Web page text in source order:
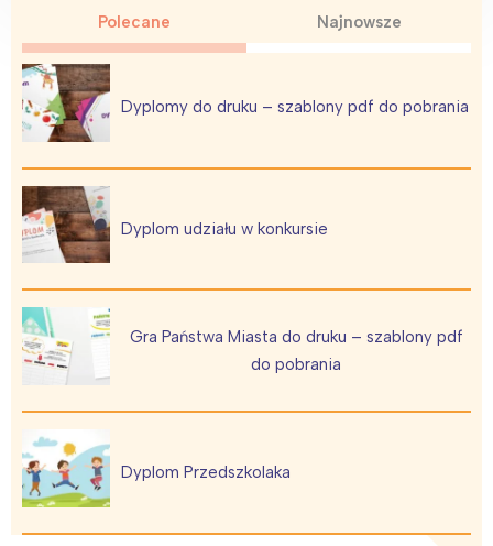
Polecane Najnowsze
Dyplomy do druku – szablony pdf do pobrania
Dyplom udziału w konkursie
Gra Państwa Miasta do druku – szablony pdf
do pobrania
Dyplom Przedszkolaka